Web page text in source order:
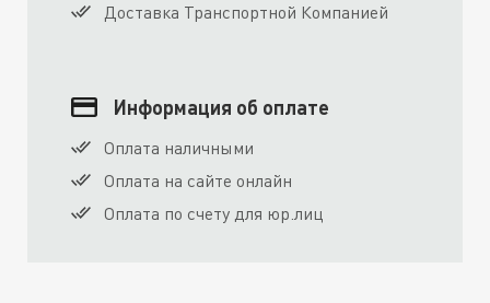
Доставка Транспортной Компанией
Информация об оплате
Оплата наличными
Оплата на сайте онлайн
Оплата по счету для юр.лиц